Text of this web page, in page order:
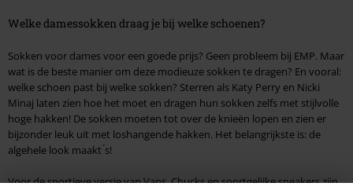
Welke damessokken draag je bij welke schoenen?
Sokken voor dames voor een goede prijs? Geen probleem bij EMP. Maar
wat is de beste manier om deze modieuze sokken te dragen? En vooral:
welke schoen past bij welke sokken? Sterren als Katy Perry en Nicki
Minaj laten zien hoe het moet en dragen hun sokken zelfs met stijlvolle
hoge hakken! De sokken moeten tot over de knieën lopen en zien er
bijzonder leuk uit met loshangende hakken. Het belangrijkste is: de
algehele look maakt ́s!
Voor de sportieve versie van Vans, Chucks en soortgelijke sneakers zijn